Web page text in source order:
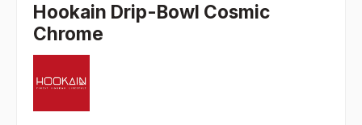
Hookain Drip-Bowl Cosmic
Chrome